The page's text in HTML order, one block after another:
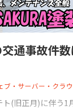
交通事故件
ブ・サーバー・クラ
(旧正月)に伴う1